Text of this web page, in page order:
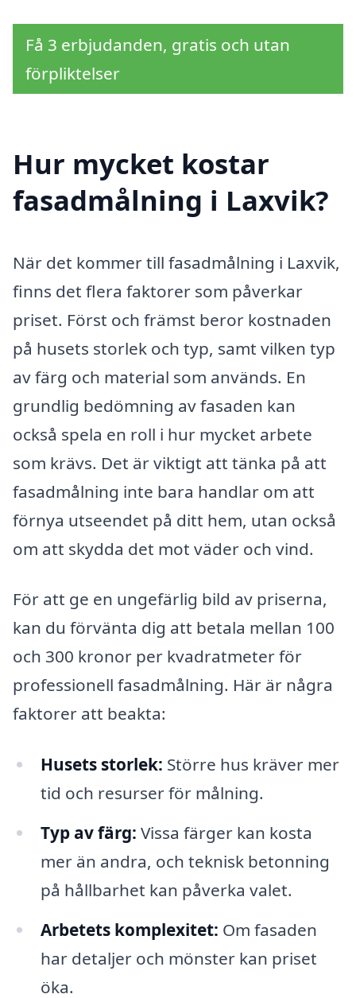
Få 3 erbjudanden, gratis och utan
förpliktelser
Hur mycket kostar
fasadmålning i Laxvik?
När det kommer till fasadmålning i Laxvik,
finns det flera faktorer som påverkar
priset. Först och främst beror kostnaden
på husets storlek och typ, samt vilken typ
av färg och material som används. En
grundlig bedömning av fasaden kan
också spela en roll i hur mycket arbete
som krävs. Det är viktigt att tänka på att
fasadmålning inte bara handlar om att
förnya utseendet på ditt hem, utan också
om att skydda det mot väder och vind.
För att ge en ungefärlig bild av priserna,
kan du förvänta dig att betala mellan 100
och 300 kronor per kvadratmeter för
professionell fasadmålning. Här är några
faktorer att beakta:
Husets storlek: Större hus kräver mer
tid och resurser för målning.
Typ av färg: Vissa färger kan kosta
mer än andra, och teknisk betonning
på hållbarhet kan påverka valet.
Arbetets komplexitet: Om fasaden
har detaljer och mönster kan priset
öka.